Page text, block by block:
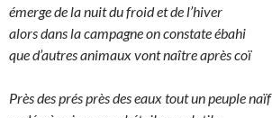
émerge de la nuit du froid et de l’hiver
alors dans la campagne on constate ébahi
que d’autres animaux vont naître après coï
Près des prés près des eaux tout un peuple naïf